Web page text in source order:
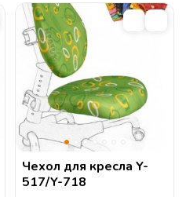
Чехол для кресла Y-
517/Y-718